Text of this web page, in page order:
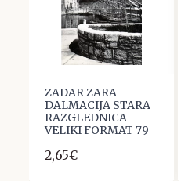
ZADAR ZARA
DALMACIJA STARA
RAZGLEDNICA
VELIKI FORMAT 79
2,65€